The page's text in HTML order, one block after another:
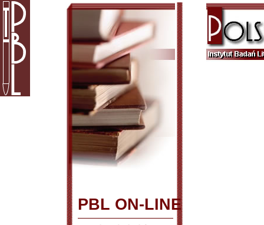
PBL ON-LINE